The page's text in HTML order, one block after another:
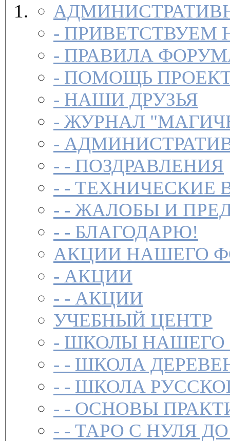
- ПРИВЕТСТВУЕМ
-
ПРАВИЛА
- ПОМОЩЬ
- НАШИ ДРУЗЬЯ
- ЖУРНАЛ
-
- - ПОЗДРАВЛЕНИЯ
- - ТЕХНИЧЕСКИЕ
- - ЖАЛОБЫ И
- - БЛАГОДАРЮ!
АКЦИИ НАШЕГО
- АКЦИИ
- - АКЦИИ
УЧЕБНЫЙ ЦЕНТР
- ШКОЛЫ НАШЕГО
- - ШКОЛА
- - ШКОЛА
- - ОСНОВЫ
- - ТАРО С НУЛЯ